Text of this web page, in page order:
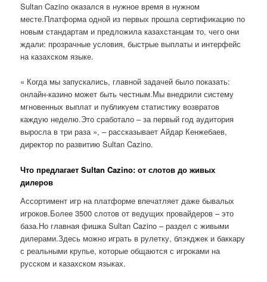
Sultan Cazino оказался в нужное время в нужном
месте.Платформа одной из первых прошла сертификацию по
новым стандартам и предложила казахстанцам то, чего они
ждали: прозрачные условия, быстрые выплаты и интерфейс
на казахском языке.
« Когда мы запускались, главной задачей было показать:
онлайн-казино может быть честным.Мы внедрили систему
мгновенных выплат и публикуем статистику возвратов
каждую неделю.Это сработало – за первый год аудитория
выросла в три раза », – рассказывает Айдар Кенжебаев,
директор по развитию Sultan Cazino.
Что предлагает Sultan Cazino: от слотов до живых
дилеров
Ассортимент игр на платформе впечатляет даже бывалых
игроков.Более 3500 слотов от ведущих провайдеров – это
база.Но главная фишка Sultan Cazino – раздел с живыми
дилерами.Здесь можно играть в рулетку, блэкджек и баккару
с реальными крупье, которые общаются с игроками на
русском и казахском языках.